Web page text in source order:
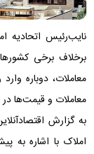
نایب‌رئیس اتحادیه
برخلاف برخی
معاملات، دوباره
معاملات و قیمت‌ها
به گزارش
املاک با اشاره به